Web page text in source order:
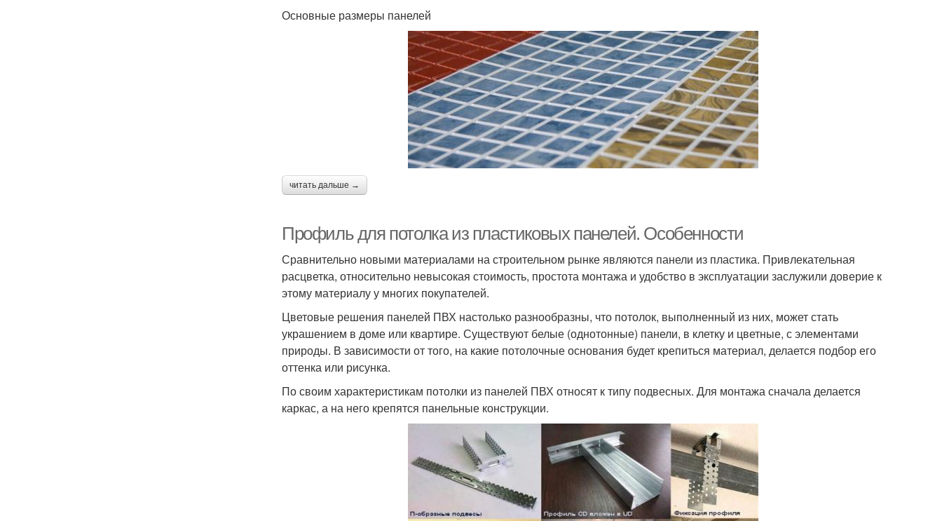
Основные размеры панелей
читать дальше →
Профиль для потолка из пластиковых панелей. Особенности
Сравнительно новыми материалами на строительном рынке являются панели из пластика. Привлекательная
расцветка, относительно невысокая стоимость, простота монтажа и удобство в эксплуатации заслужили доверие к
этому материалу у многих покупателей.
Цветовые решения панелей ПВХ настолько разнообразны, что потолок, выполненный из них, может стать
украшением в доме или квартире. Существуют белые (однотонные) панели, в клетку и цветные, с элементами
природы. В зависимости от того, на какие потолочные основания будет крепиться материал, делается подбор его
оттенка или рисунка.
По своим характеристикам потолки из панелей ПВХ относят к типу подвесных. Для монтажа сначала делается
каркас, а на него крепятся панельные конструкции.